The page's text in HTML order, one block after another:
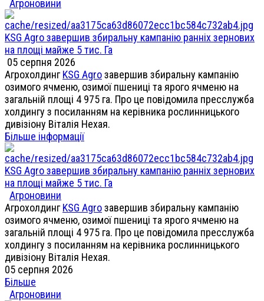
Агроновини
KSG Agro завершив збиральну кампанію ранніх зернових
на площі майже 5 тис. Га
05 серпня 2026
АгрохолдингKSG Agroзавершив збиральну кампанію
озимого ячменю, озимої пшениці та ярого ячменю на
загальній площі 4 975 га. Про це повідомила пресслужба
холдингу з посиланням на керівника рослинницького
дивізіону Віталія Нехая.
Більше інформації
KSG Agro завершив збиральну кампанію ранніх зернових
на площі майже 5 тис. Га
Агроновини
АгрохолдингKSG Agroзавершив збиральну кампанію
озимого ячменю, озимої пшениці та ярого ячменю на
загальній площі 4 975 га. Про це повідомила пресслужба
холдингу з посиланням на керівника рослинницького
дивізіону Віталія Нехая.
05 серпня 2026
Більше
Агроновини